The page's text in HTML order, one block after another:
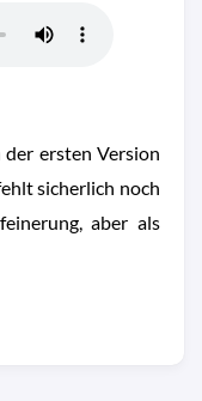
ersten Version
sicherlich noch
aber als